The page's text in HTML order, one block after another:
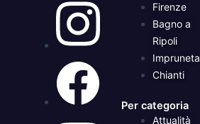
Firenze
Bagno a
Ripoli
Impruneta
Chianti
Per categoria
Attualità